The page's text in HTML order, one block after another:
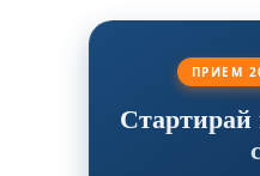
ПРИЕМ
Стартирай